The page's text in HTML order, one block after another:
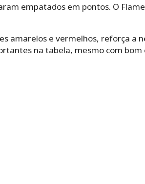
empatados em pontos. O
amarelos e vermelhos, reforça a
na tabela, mesmo com bom